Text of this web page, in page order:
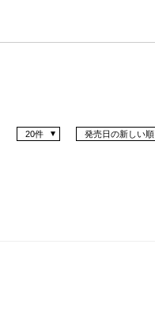
発売日の新しい順
20件